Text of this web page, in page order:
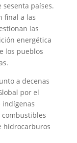
países.
final a las
las
energética
los pueblos
a decenas
por el
indígenas
hidrocarburos